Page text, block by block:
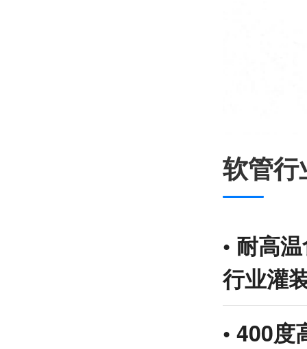
软管
• 耐高
行业灌
• 400度